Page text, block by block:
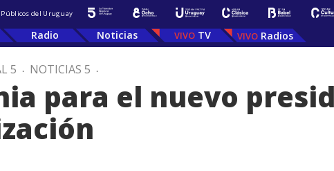
del Uruguay
Radio Noticias TV Radios
5 . NOTICIAS 5 .
para el nuevo